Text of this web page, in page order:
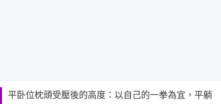
平卧位枕頭受壓後的高度：以自己的一拳為宜，平躺